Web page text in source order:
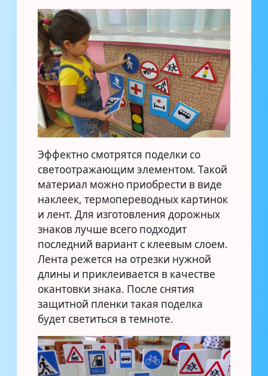
Эффектно смотрятся поделки со
светоотражающим элементом. Такой
материал можно приобрести в виде
наклеек, термопереводных картинок
и лент. Для изготовления дорожных
знаков лучше всего подходит
последний вариант с клеевым слоем.
Лента режется на отрезки нужной
длины и приклеивается в качестве
окантовки знака. После снятия
защитной пленки такая поделка
будет светиться в темноте.